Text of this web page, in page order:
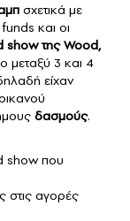
σχετικά με
και οι
show τηςWood,
μεταξύ 3 και 4
είχαν
δασμούς.
show που
στις αγορές